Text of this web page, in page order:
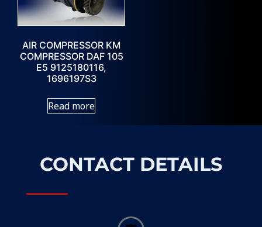
AIR COMPRESSOR KM
COMPRESSOR DAF 105
E5 9125180116,
1696197S3
Read more
CONTACT DETAILS